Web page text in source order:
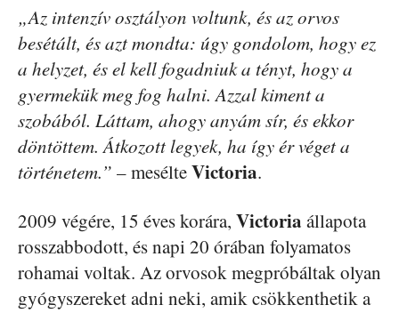
„Az intenzív osztályon voltunk, és az orvos
besétált, és azt mondta: úgy gondolom, hogy ez
a helyzet, és el kell fogadniuk a tényt, hogy a
gyermekük meg fog halni. Azzal kiment a
szobából. Láttam, ahogy anyám sír, és ekkor
döntöttem. Átkozott legyek, ha így ér véget a
történetem.” – mesélteVictoria.
2009 végére, 15 éves korára, Victoria állapota
rosszabbodott, és napi 20 órában folyamatos
rohamai voltak. Az orvosok megpróbáltak olyan
gyógyszereket adni neki, amik csökkenthetik a